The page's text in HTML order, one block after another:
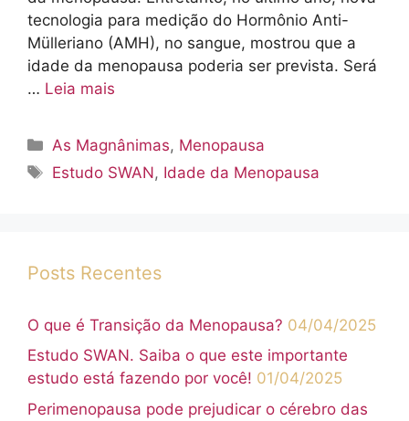
tecnologia para medição do Hormônio Anti-
Mülleriano (AMH), no sangue, mostrou que a
idade da menopausa poderia ser prevista. Será
… Leia mais
Categorias
As Magnânimas, Menopausa
Tags
Estudo SWAN, Idade da Menopausa
Posts Recentes
O que é Transição da Menopausa? 04/04/2025
Estudo SWAN. Saiba o que este importante
estudo está fazendo por você! 01/04/2025
Perimenopausa pode prejudicar o cérebro das